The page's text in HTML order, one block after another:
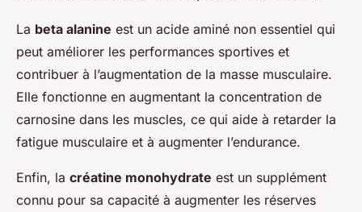
La beta alanine est un acide aminé non essentiel qui
peut améliorer les performances sportives et
contribuer à l’augmentation de la masse musculaire.
Elle fonctionne en augmentant la concentration de
carnosine dans les muscles, ce qui aide à retarder la
fatigue musculaire et à augmenter l’endurance.
Enfin, la créatine monohydrate est un supplément
connu pour sa capacité à augmenter les réserves